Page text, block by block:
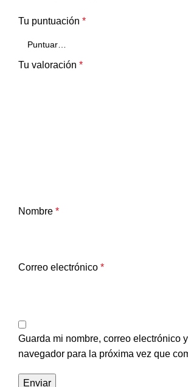
Tu puntuación *
Tu valoración *
Nombre *
Correo electrónico *
Guarda mi nombre, correo electrónico
navegador para la próxima vez que